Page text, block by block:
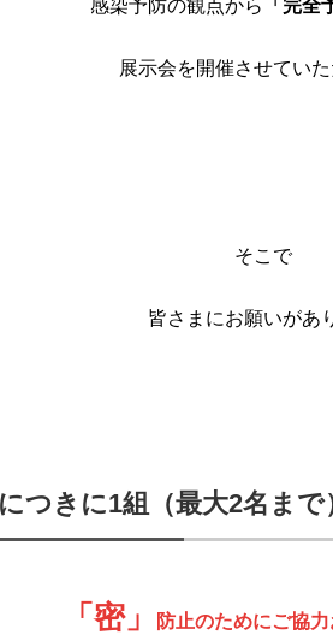
感染予防の観点から 「完全
展示会を開催させてい
そこで
皆さまにお願いがあ
につきに1組（最大2名ま
「密」 防止のためにご協